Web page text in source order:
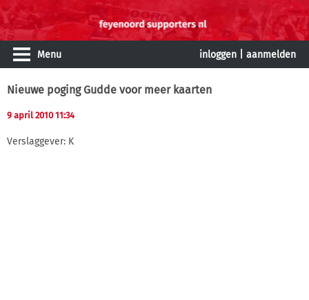
Menu inloggen aanmelden
Nieuwe poging Gudde voor meer kaarten
9 april 2010 11:34
Verslaggever: K